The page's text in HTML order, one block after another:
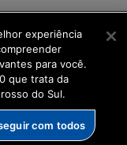
experiência
para você.
que trata da
do Sul.
com todos